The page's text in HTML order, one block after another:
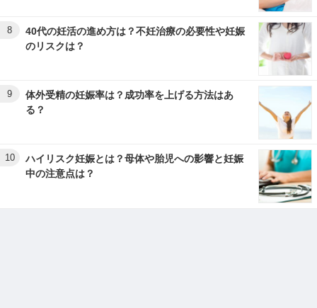
8
40代の妊活の進め方は？不妊治療の必要性や妊娠
のリスクは？
9
体外受精の妊娠率は？成功率を上げる方法はあ
る？
10
ハイリスク妊娠とは？母体や胎児への影響と妊娠
中の注意点は？